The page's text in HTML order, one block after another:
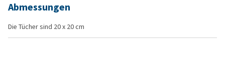
Abmessungen
Die Tücher sind 20 x 20 cm